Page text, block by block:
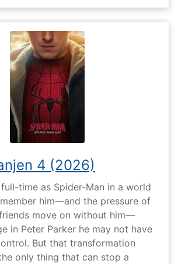
4 (2026)
time as Spider-Man in a world
him—and the pressure of
move on without him—
in Peter Parker he may not have
But that transformation
only thing that can stop a